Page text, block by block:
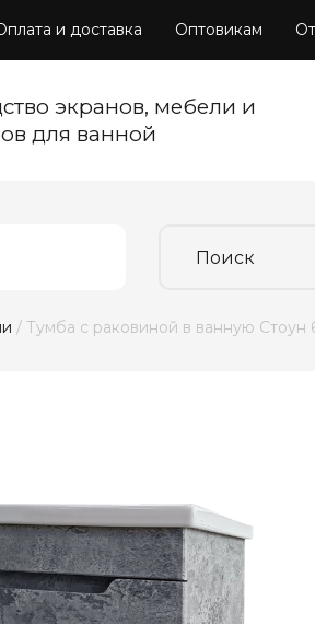
и доставка Оптовикам
экранов, мебели и
для ванной
/ Тумба с раковиной в ванную Стоун